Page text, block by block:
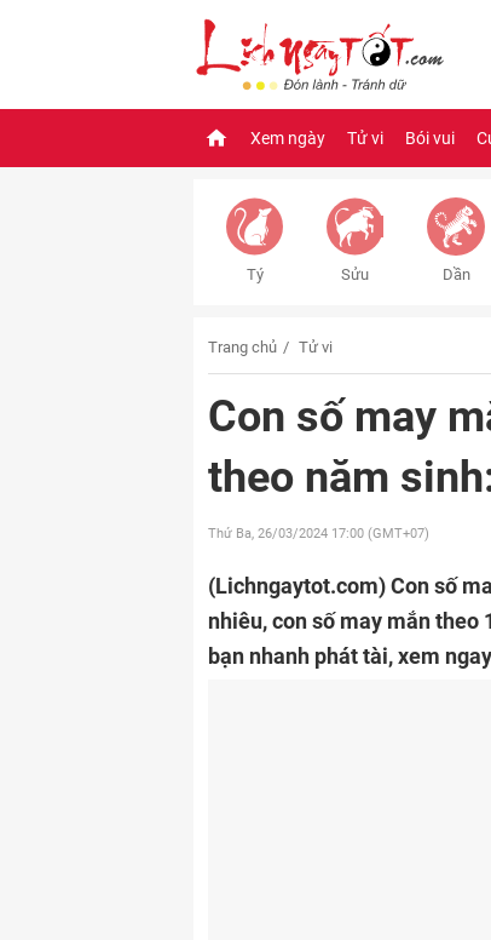
Xem ngày Tử vi Bói vui
Tý Sửu Dần
Trang chủ Tử vi
Con số may
theo năm
Thứ Ba, 26/03/2024 17:00 (GMT+07)
(Lichngaytot.com)Con số
nhiêu, con số may mắn theo
bạn nhanh phát tài, xem